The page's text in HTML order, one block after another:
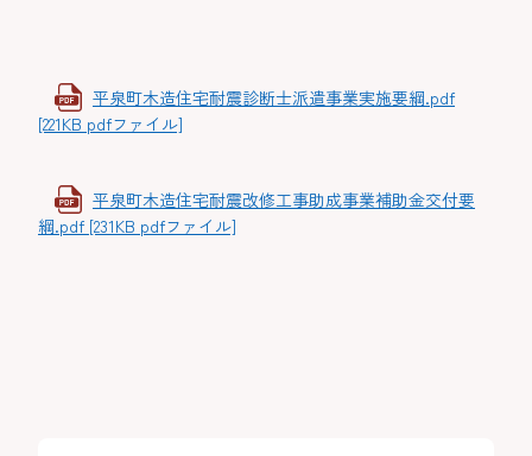
平泉町木造住宅耐震診断士派遣事業実施要綱.pdf
[221KB pdfファイル]
平泉町木造住宅耐震改修工事助成事業補助金交付要
綱.pdf [231KB pdfファイル]